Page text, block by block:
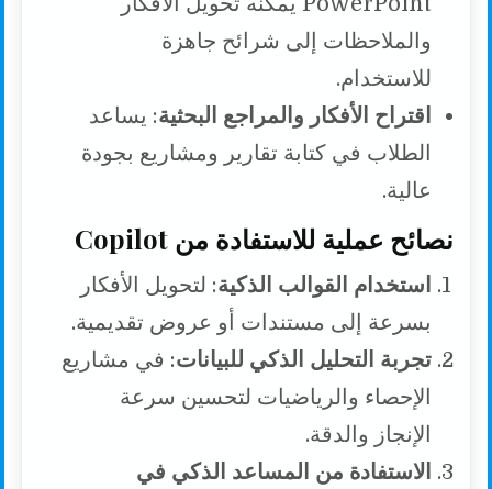
والملاحظات إلى شرائح جاهزة
للاستخدام.
اقتراح الأفكار والمراجع البحثية: يساعد
الطلاب في كتابة تقارير ومشاريع بجودة
عالية.
نصائح عملية للاستفادة من Copilot
استخدام القوالب الذكية: لتحويل الأفكار
بسرعة إلى مستندات أو عروض تقديمية.
تجربة التحليل الذكي للبيانات: في مشاريع
الإحصاء والرياضيات لتحسين سرعة
الإنجاز والدقة.
الاستفادة من المساعد الذكي في